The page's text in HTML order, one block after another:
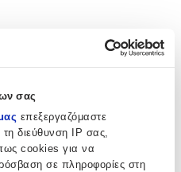
σας
επεξεργαζόμαστε
διεύθυνση IP σας,
cookies για να
σε πληροφορίες στη